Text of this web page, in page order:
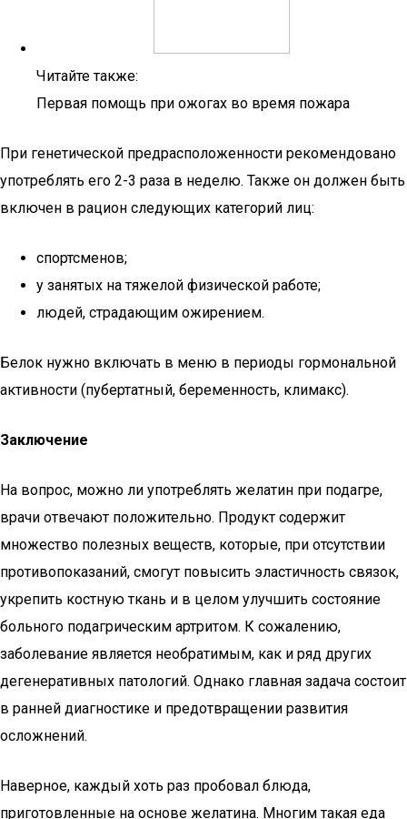
Читайте также:
Первая помощь при ожогах во время пожара
При генетической предрасположенности рекомендовано
употреблять его 2-3 раза в неделю. Также он должен быть
включен в рацион следующих категорий лиц:
спортсменов;
у занятых на тяжелой физической работе;
людей, страдающим ожирением.
Белок нужно включать в меню в периоды гормональной
активности (пубертатный, беременность, климакс).
Заключение
На вопрос, можно ли употреблять желатин при подагре,
врачи отвечают положительно. Продукт содержит
множество полезных веществ, которые, при отсутствии
противопоказаний, смогут повысить эластичность связок,
укрепить костную ткань и в целом улучшить состояние
больного подагрическим артритом. К сожалению,
заболевание является необратимым, как и ряд других
дегенеративных патологий. Однако главная задача состоит
в ранней диагностике и предотвращении развития
осложнений.
Наверное, каждый хоть раз пробовал блюда,
приготовленные на основе желатина. Многим такая еда